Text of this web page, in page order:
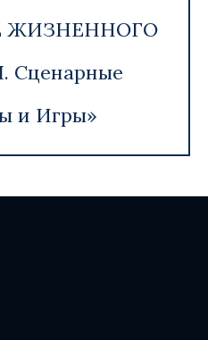
ЖИЗНЕННОГО
Сценарные
и Игры»